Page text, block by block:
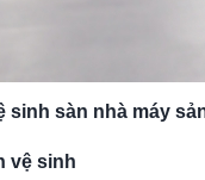
sinh sàn nhà máy
vệ sinh